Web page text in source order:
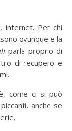
ovunque e la
parla proprio di
di recupero e
come ci si può
anche se